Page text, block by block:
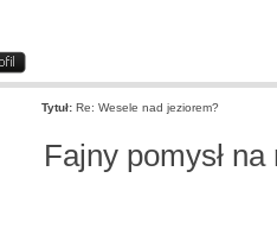
Tytuł: Re: Wesele nad jeziorem?
Fajny pomysł